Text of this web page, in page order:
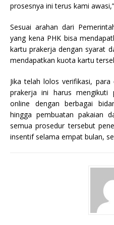
prosesnya ini terus kami
Sesuai arahan dari
yang kena PHK bisa
kartu prakerja dengan syarat
mendapatkan kuota kartu
Jika telah lolos verifikasi,
prakerja ini harus mengikuti
online dengan berbagai
hingga pembuatan pakaian
semua prosedur tersebut
insentif selama empat bulan,